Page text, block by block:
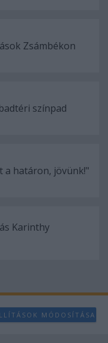
Zsámbékon
színpad
a határon, jövünk!"
Karinthy
MÓDOSÍTÁSA